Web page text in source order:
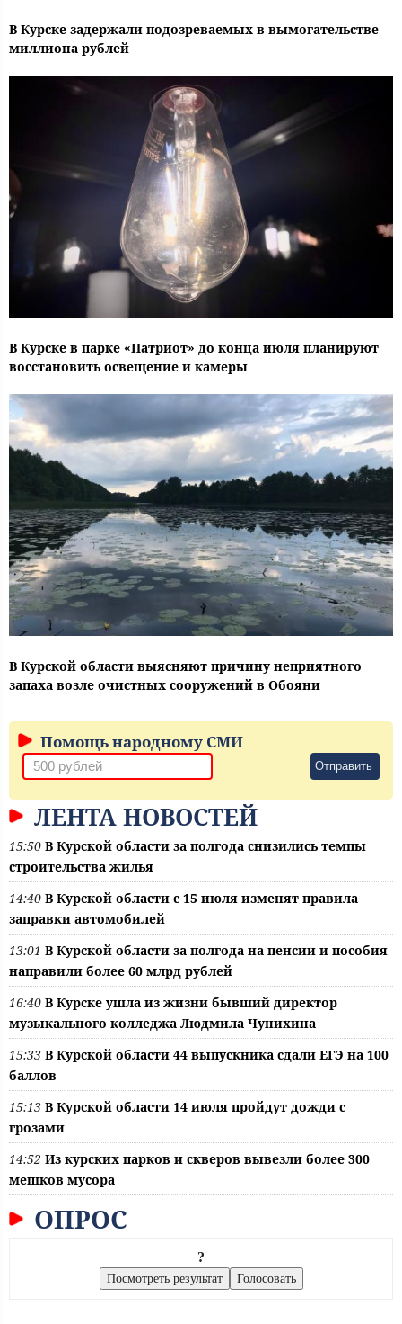
В Курске задержали подозреваемых в вымогательстве
миллиона рублей
В Курске в парке «Патриот» до конца июля планируют
восстановить освещение и камеры
В Курской области выясняют причину неприятного
запаха возле очистных сооружений в Обояни
Помощь народному СМИ
Отправить
ЛЕНТА НОВОСТЕЙ
15:50 В Курской области за полгода снизились темпы
строительства жилья
14:40 В Курской области с 15 июля изменят правила
заправки автомобилей
13:01 В Курской области за полгода на пенсии и пособия
направили более 60 млрд рублей
16:40 В Курске ушла из жизни бывший директор
музыкального колледжа Людмила Чунихина
15:33 В Курской области 44 выпускника сдали ЕГЭ на 100
баллов
15:13 В Курской области 14 июля пройдут дожди с
грозами
14:52 Из курских парков и скверов вывезли более 300
мешков мусора
ОПРОС
?